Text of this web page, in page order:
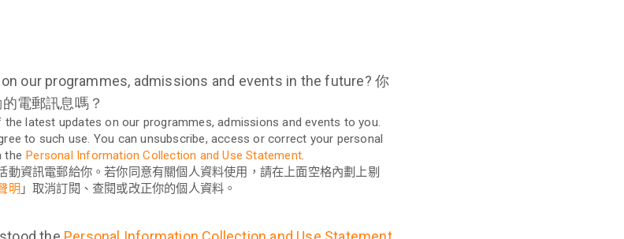
our programmes, admissions and events in the future? 你
電郵訊息嗎？
latest updates on our programmes, admissions and events to you.
to such use. You can unsubscribe, access or correct your personal
the Personal Information Collection and Use Statement.
動資訊電郵給你。若你同意有關個人資料使用，請在上面空格內劃上剔
明 」取消訂閱、查閱或改正你的個人資料。